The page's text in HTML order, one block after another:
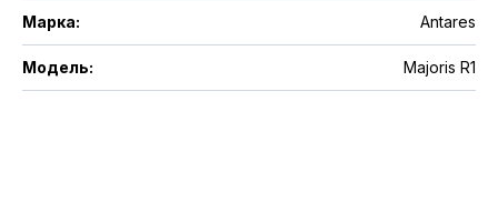
Марка: Antares
Модель: Majoris R1